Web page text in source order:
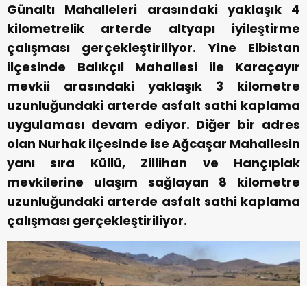
Günaltı Mahalleleri arasındaki yaklaşık 4
kilometrelik arterde altyapı iyileştirme
çalışması gerçekleştiriliyor. Yine Elbistan
ilçesinde Balıkçıl Mahallesi ile Karaçayır
mevkii arasındaki yaklaşık 3 kilometre
uzunluğundaki arterde asfalt sathi kaplama
uygulaması devam ediyor. Diğer bir adres
olan Nurhak ilçesinde ise Ağcaşar Mahallesin
yanı sıra Küllü, Zillihan ve Hançıplak
mevkilerine ulaşım sağlayan 8 kilometre
uzunluğundaki arterde asfalt sathi kaplama
çalışması gerçekleştiriliyor.